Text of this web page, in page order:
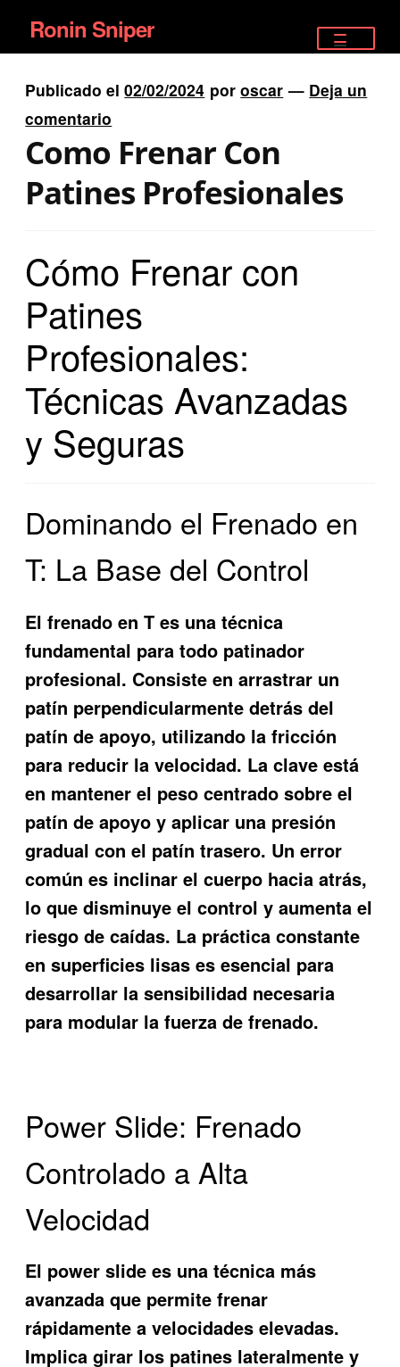
Ir
a
la
navegación
Ir
al
contenido
Ronin Sniper
PISTOLAS
RIFLES DEPORTIVOS
Publicado el02/02/2024 poroscar — Deja un
comentario
Como Frenar Con
Patines Profesionales
Cómo Frenar con
Patines
Profesionales:
Técnicas Avanzadas
y Seguras
Dominando el Frenado en
T: La Base del Control
El frenado en T es una técnica
fundamental para todo patinador
profesional. Consiste en arrastrar un
patín perpendicularmente detrás del
patín de apoyo, utilizando la fricción
para reducir la velocidad. La clave está
en mantener el peso centrado sobre el
patín de apoyo y aplicar una presión
gradual con el patín trasero. Un error
común es inclinar el cuerpo hacia atrás,
lo que disminuye el control y aumenta el
riesgo de caídas. La práctica constante
en superficies lisas es esencial para
desarrollar la sensibilidad necesaria
para modular la fuerza de frenado.
Power Slide: Frenado
Controlado a Alta
Velocidad
El power slide es una técnica más
avanzada que permite frenar
rápidamente a velocidades elevadas.
Implica girar los patines lateralmente y